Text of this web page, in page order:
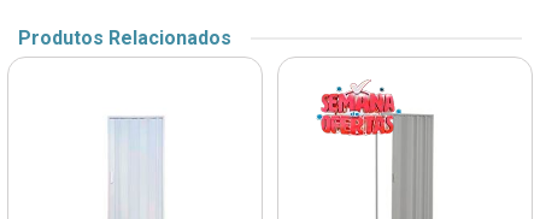
Produtos Relacionados